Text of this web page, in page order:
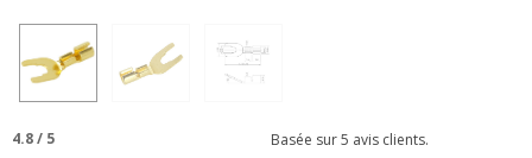
4.8/ 5 Basée sur5 avis clients.